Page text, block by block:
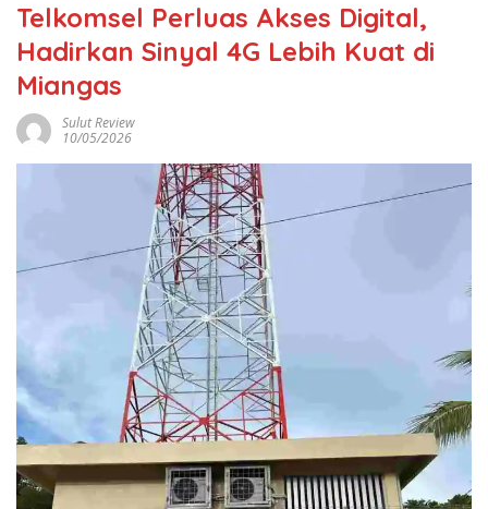
Telkomsel Perluas Akses Digital,
Hadirkan Sinyal 4G Lebih Kuat di
Miangas
Sulut Review
10/05/2026